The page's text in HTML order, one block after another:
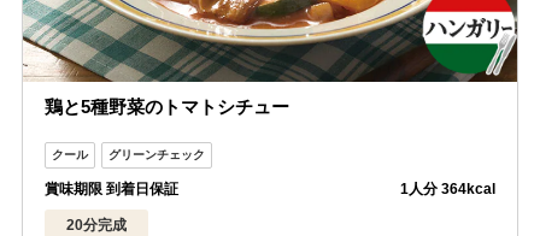
鶏と5種野菜のトマトシチュー
賞味期限 到着日保証 1人分 364kcal
20分完成